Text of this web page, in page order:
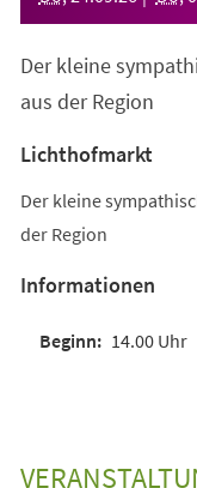
Der kleine
aus der Region
Lichthofmarkt
Der kleine
der Region
Informationen
14.00 Uhr